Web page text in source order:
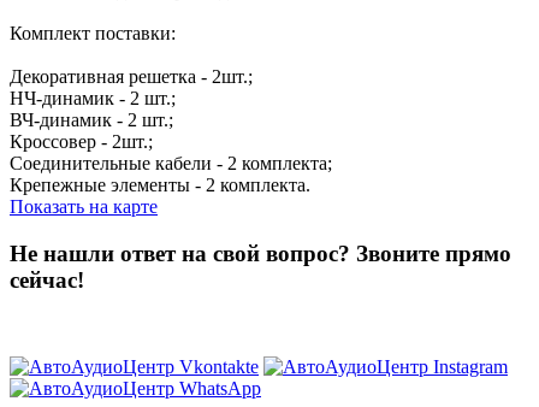
Комплект поставки:
Декоративная решетка - 2шт.;
НЧ-динамик - 2 шт.;
ВЧ-динамик - 2 шт.;
Кроссовер - 2шт.;
Соединительные кабели - 2 комплекта;
Крепежные элементы - 2 комплекта.
Показать на карте
Не нашли ответ на свой вопрос? Звоните прямо
сейчас!